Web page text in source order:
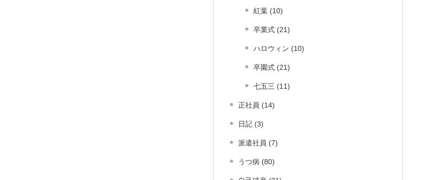
紅葉 (10)
卒業式 (21)
ハロウィン (10)
卒園式 (21)
七五三 (11)
正社員 (14)
日記 (3)
派遣社員 (7)
うつ病 (80)